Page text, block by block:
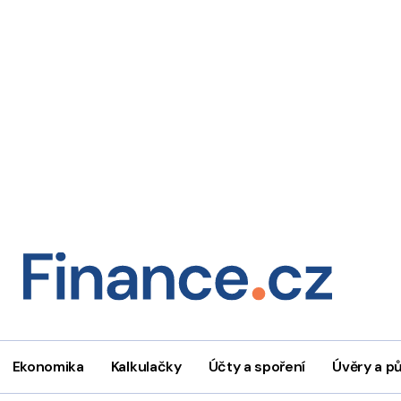
Ekonomika Kalkulačky Účty a spoření Úvěry a